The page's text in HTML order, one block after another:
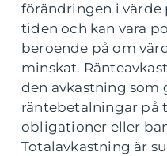
förändringen i värde
tiden och kan vara
beroende på om
minskat.
den avkastning som
räntebetalningar på
obligationer eller
Totalavkastning är